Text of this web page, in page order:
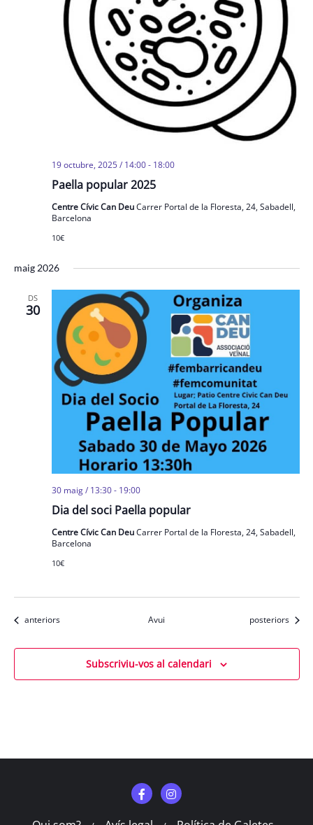
Paella popular 2025
19 octubre, 2025 / 14:00- 18:00
Centre Cívic Can DeuCarrer Portal de la Floresta, 24, Sabadell,
Barcelona
10€
maig 2026
DS
30
Dia del soci Paella popular
30 maig / 13:30- 19:00
Centre Cívic Can DeuCarrer Portal de la Floresta, 24, Sabadell,
Barcelona
10€
Esdeveniments
anteriors Avui Esdeveniments
posteriors
Subscriviu-vos al calendari